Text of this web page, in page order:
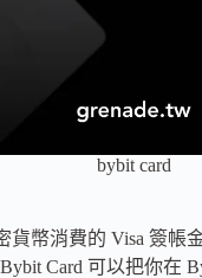
bybit card
幣消費的 Visa 簽帳
Card 可以把你在